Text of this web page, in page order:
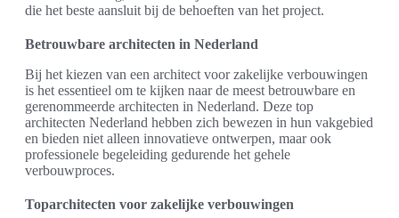
die het beste aansluit bij de behoeften van het project.
Betrouwbare architecten in Nederland
Bij het kiezen van een architect voor zakelijke verbouwingen
is het essentieel om te kijken naar de meest betrouwbare en
gerenommeerde architecten in Nederland. Deze top
architecten Nederland hebben zich bewezen in hun vakgebied
en bieden niet alleen innovatieve ontwerpen, maar ook
professionele begeleiding gedurende het gehele
verbouwproces.
Toparchitecten voor zakelijke verbouwingen